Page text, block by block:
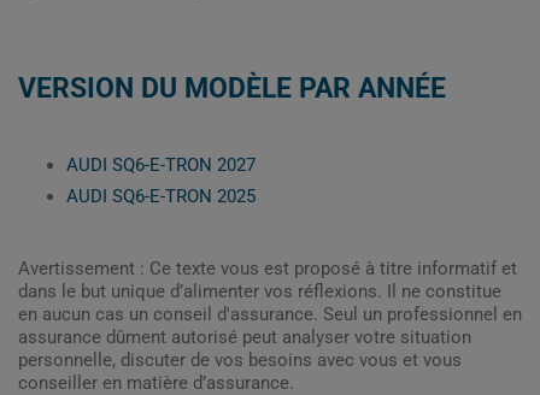
VERSION DU MODÈLE PAR ANNÉE
AUDI SQ6-E-TRON 2027
AUDI SQ6-E-TRON 2025
Avertissement : Ce texte vous est proposé à titre informatif et
dans le but unique d’alimenter vos réflexions. Il ne constitue
en aucun cas un conseil d'assurance. Seul un professionnel en
assurance dûment autorisé peut analyser votre situation
personnelle, discuter de vos besoins avec vous et vous
conseiller en matière d’assurance.